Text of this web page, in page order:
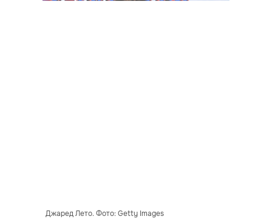
Джаред Лето. Фото: Getty Images